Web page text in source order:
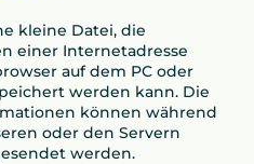
kleine Datei, die
einer Internetadresse
auf dem PC oder
werden kann. Die
können während
oder den Servern
werden.